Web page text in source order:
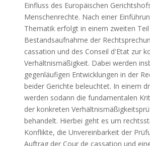
Einfluss des Europäischen
Menschenrechte. Nach einer
Thematik erfolgt in einem zweiten Teil
Bestandsaufnahme der
cassation und des Conseil d'Etat zur
Verhältnismäßigkeit. Dabei werden
gegenläufigen Entwicklungen in der
beider Gerichte beleuchtet. In einem
werden sodann die fundamentalen
der konkreten
behandelt. Hierbei geht es um
Konflikte, die Unvereinbarkeit der
Auftrag der Cour de cassation und